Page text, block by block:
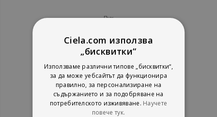
Пух
1%
5,57 €
10,89 лв.
Ciela.com използва
„бисквитки“
Използваме различни типове „бисквитки“,
за да може уебсайтът да функционира
правилно, за персонализиране на
съдържанието и за подобряване на
потребителското изживяване. Научете
повече тук.